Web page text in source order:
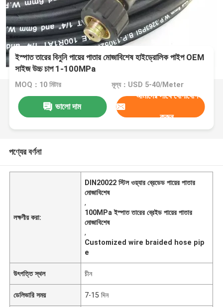
ইস্পাত তারের বিনুনি পায়ের পাতার মোজাবিশেষ হাইড্রোলিক পাইপ OEM
সাইজ উচ্চ চাপ 1-100MPa
MOQ：10 মিটার মূল্য：USD 5-40/Meter
ভালো দাম
আমাদের সাথে যোগাযোগ
করুন
পণ্যের বর্ণনা
লক্ষণীয় করা:
DIN20022 স্টিল ওয়্যার ব্রেডেড পায়ের পাতার
মোজাবিশেষ
,
100MPa ইস্পাত তারের ব্রেইড পায়ের পাতার
মোজাবিশেষ
,
Customized wire braided hose pip
e
উৎপত্তি স্থল চীন
ডেলিভারি সময় 7-15 দিন